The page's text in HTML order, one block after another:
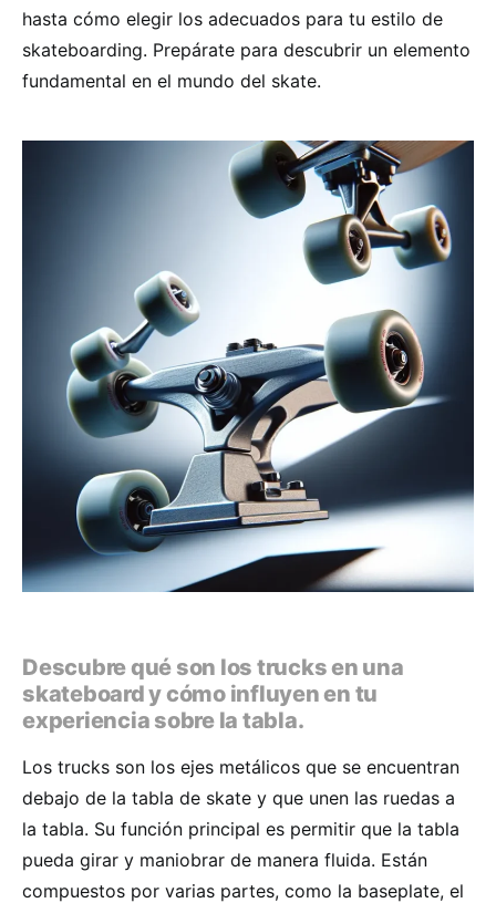
hasta cómo elegir los adecuados para tu estilo de
skateboarding. Prepárate para descubrir un elemento
fundamental en el mundo del skate.
Descubre qué son los trucks en una
skateboard y cómo influyen en tu
experiencia sobre la tabla.
Los trucks son los ejes metálicos que se encuentran
debajo de la tabla de skate y que unen las ruedas a
la tabla. Su función principal es permitir que la tabla
pueda girar y maniobrar de manera fluida. Están
compuestos por varias partes, como la baseplate, el